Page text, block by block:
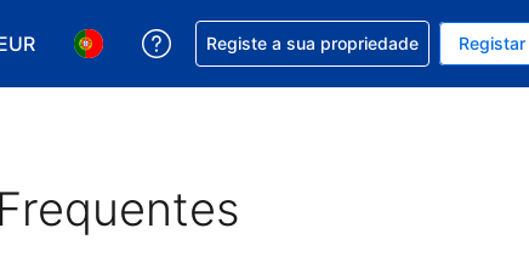
Escolha a sua moeda. A sua moeda atual é EUR
Escolha o seu idioma. O seu idioma atual é
Obtenha ajuda com a sua reserva
Registe a sua propriedade Registar